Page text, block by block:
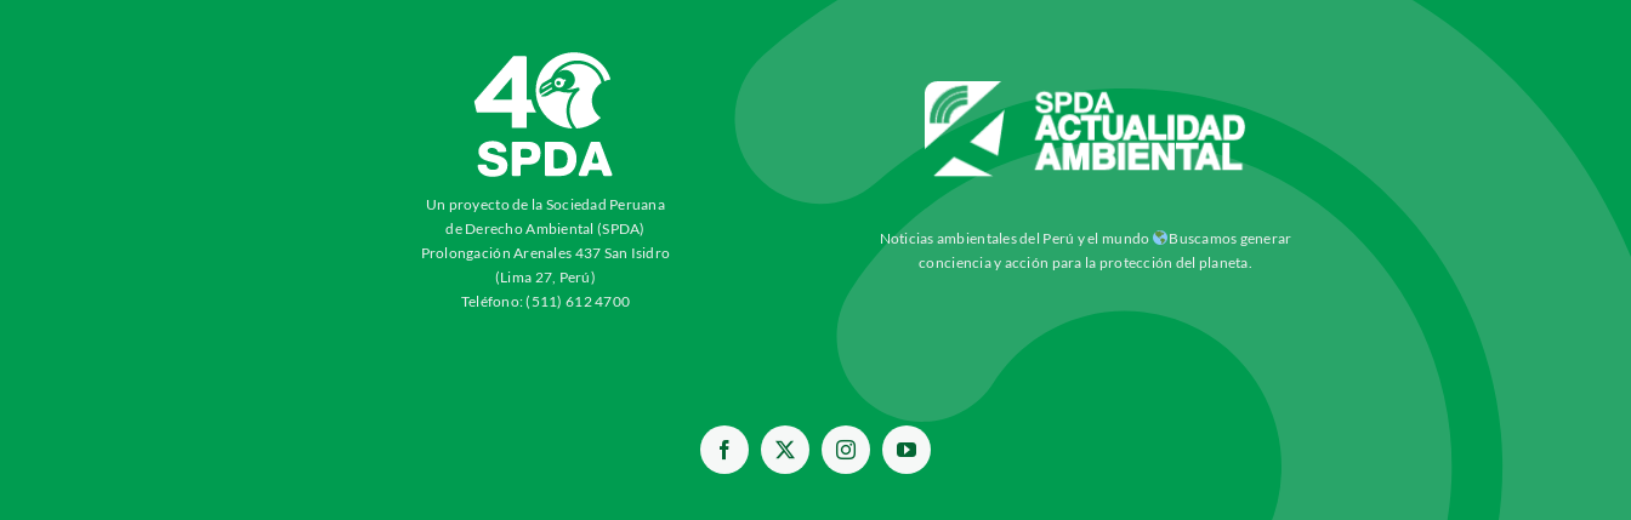
Un proyecto de la Sociedad Peruana
de Derecho Ambiental (SPDA)
Prolongación Arenales 437 San Isidro
(Lima 27, Perú)
Teléfono: (511) 612 4700
Noticias ambientales del Perú y el mundo
Buscamos generar
conciencia y acción para la protección del planeta.